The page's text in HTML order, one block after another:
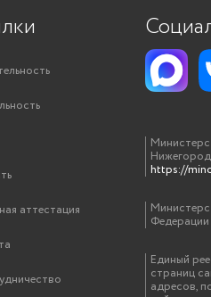
аттестация
https://
Федерации
Единый
страниц
адресов,